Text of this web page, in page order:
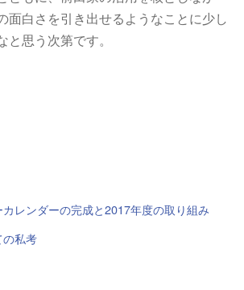
面白さを引き出せるようなことに少し
思う次第です。
レンダーの完成と2017年度の取り組み
私考